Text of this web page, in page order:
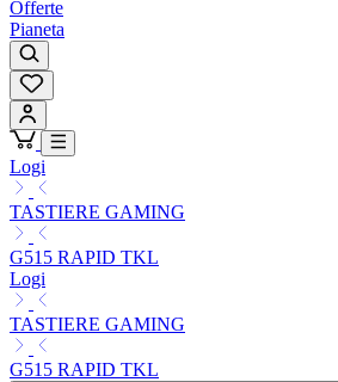
Offerte
Pianeta
Logi
TASTIERE GAMING
G515 RAPID TKL
Logi
TASTIERE GAMING
G515 RAPID TKL